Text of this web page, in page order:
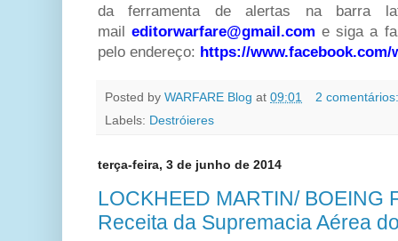
da ferramenta de alertas na barra
maileditorwarfare@gmail.com e siga a
pelo endereço: https://www.facebook.com/
Posted by WARFARE Blog at 09:01
2
Labels: Destróieres
terça-feira, 3 de junho de 2014
LOCKHEED MARTIN/ BOEING
Receita da Supremacia Aérea